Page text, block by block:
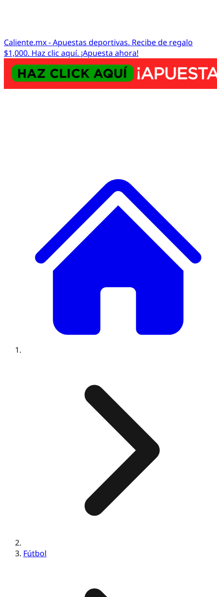
Caliente.mx - Apuestas deportivas. Recibe de regalo
$1,000. Haz clic aquí. ¡Apuesta ahora!
Fútbol